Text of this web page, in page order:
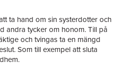
ta hand om sin systerdotter och
andra tycker om honom. Till på
och tvingas ta en mängd
Som till exempel att sluta
för att tillbringa julen i Pine